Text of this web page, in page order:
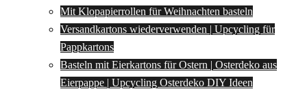
Mit Klopapierrollen für Weihnachten basteln
Versandkartons wiederverwenden | Upcycling für
Pappkartons
Basteln mit Eierkartons für Ostern | Osterdeko aus
Eierpappe | Upcycling Osterdeko DIY Ideen